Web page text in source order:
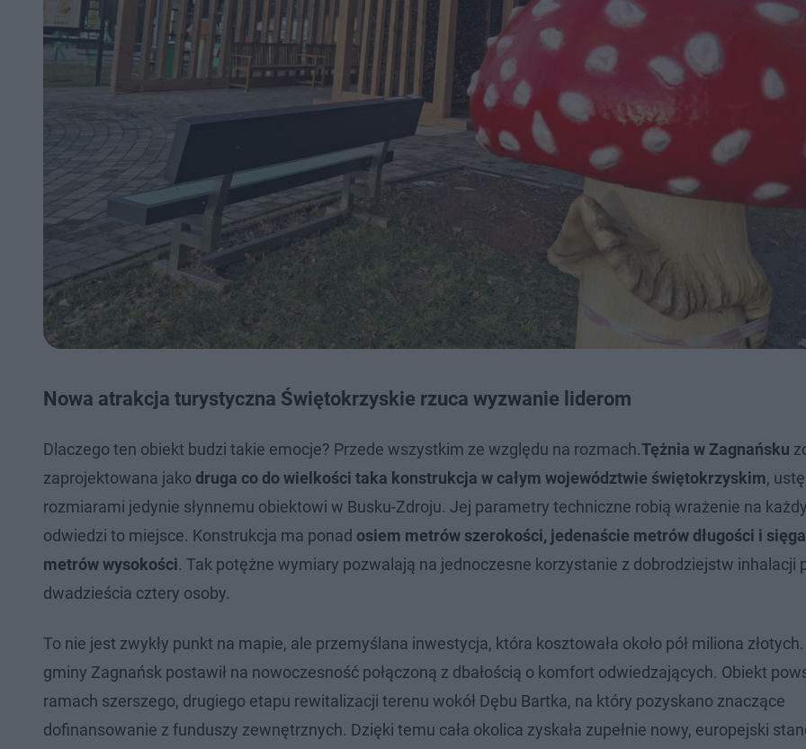
Nowa atrakcja turystyczna Świętokrzyskie rzuca wyzwanie liderom
Dlaczego ten obiekt budzi takie emocje? Przede wszystkim ze względu na rozmach.Tężnia w Zagnańsku
zaprojektowana jako druga co do wielkości taka konstrukcja w całym województwie świętokrzyskim,
rozmiarami jedynie słynnemu obiektowi w Busku-Zdroju. Jej parametry techniczne robią wrażenie na
odwiedzi to miejsce. Konstrukcja ma ponad osiem metrów szerokości, jedenaście metrów długości i
metrów wysokości. Tak potężne wymiary pozwalają na jednoczesne korzystanie z dobrodziejstw inhalacji
dwadzieścia cztery osoby.
To nie jest zwykły punkt na mapie, ale przemyślana inwestycja, która kosztowała około pół miliona
gminy Zagnańsk postawił na nowoczesność połączoną z dbałością o komfort odwiedzających. Obiekt
ramach szerszego, drugiego etapu rewitalizacji terenu wokół Dębu Bartka, na który pozyskano znaczące
dofinansowanie z funduszy zewnętrznych. Dzięki temu cała okolica zyskała zupełnie nowy, europejski